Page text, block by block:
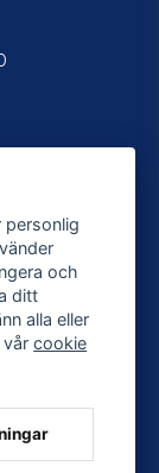
personlig
och
ditt
alla eller
vårcookie